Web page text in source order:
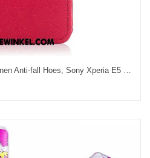
Sony Xperia E5 Hoesje Siliconen Anti-fall Hoes, Sony Xperia E5 Hoesje Clamshell Mobiele Telefoon